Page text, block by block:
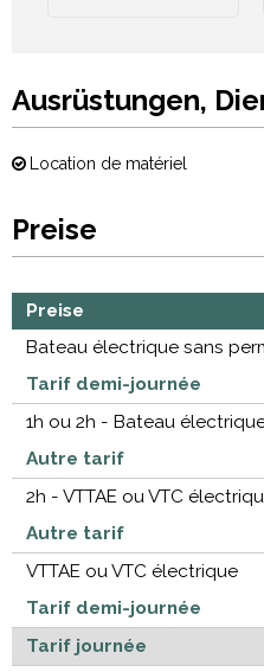
Ausrüstungen,
Location de matériel
Preise
Preise
Bateau électrique sans
Tarif demi-journée
1h ou 2h - Bateau
Autre tarif
2h - VTTAE ou VTC
Autre tarif
VTTAE ou VTC électrique
Tarif demi-journée
Tarif journée